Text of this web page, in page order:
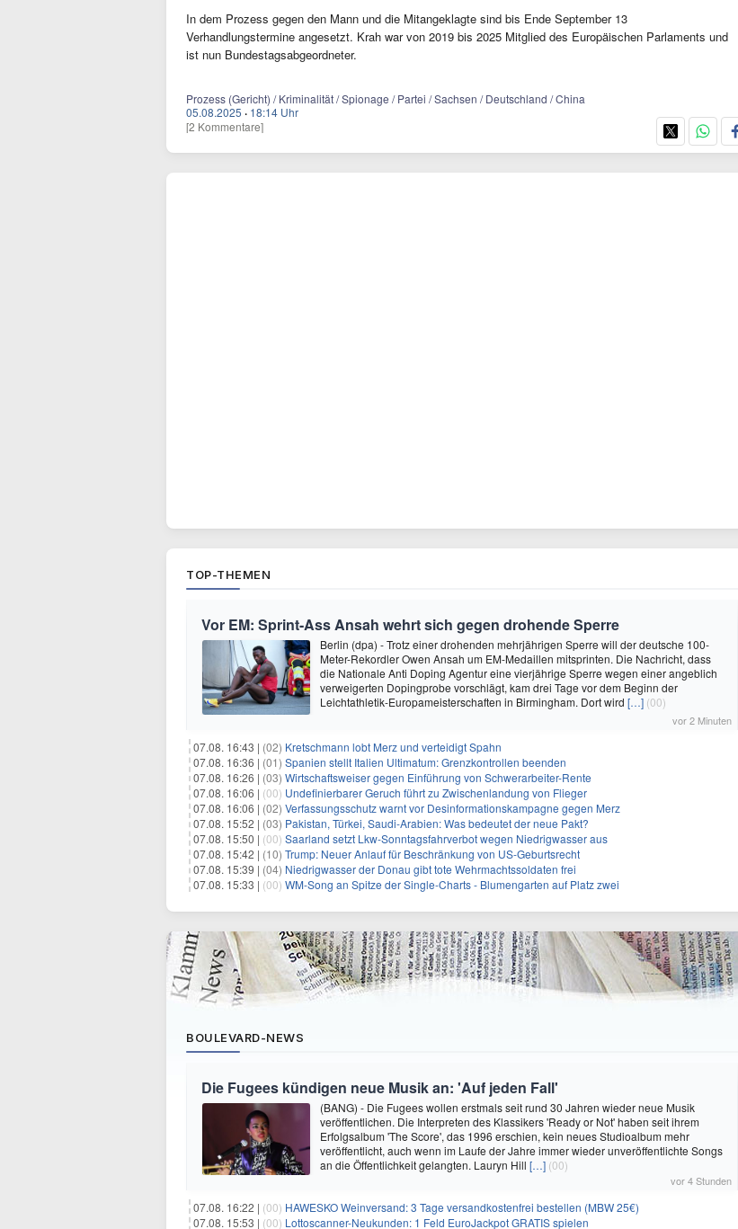
In dem Prozess gegen den Mann und die Mitangeklagte sind bis Ende September 13
Verhandlungstermine angesetzt. Krah war von 2019 bis 2025 Mitglied des Europäischen Parlaments und
ist nun Bundestagsabgeordneter.
Prozess (Gericht) / Kriminalität / Spionage / Partei / Sachsen / Deutschland / China
05.08.2025 · 18:14 Uhr
[2 Kommentare]
TOP-THEMEN
Vor EM: Sprint-Ass Ansah wehrt sich gegen drohende Sperre
Berlin (dpa) - Trotz einer drohenden mehrjährigen Sperre will der deutsche 100-
Meter-Rekordler Owen Ansah um EM-Medaillen mitsprinten. Die Nachricht, dass
die Nationale Anti Doping Agentur eine vierjährige Sperre wegen einer angeblich
verweigerten Dopingprobe vorschlägt, kam drei Tage vor dem Beginn der
Leichtathletik-Europameisterschaften in Birmingham. Dort wird […] (00)
vor 2 Minuten
07.08. 16:43 | (02) Kretschmann lobt Merz und verteidigt Spahn
07.08. 16:36 | (01) Spanien stellt Italien Ultimatum: Grenzkontrollen beenden
07.08. 16:26 | (03) Wirtschaftsweiser gegen Einführung von Schwerarbeiter-Rente
07.08. 16:06 | (00) Undefinierbarer Geruch führt zu Zwischenlandung von Flieger
07.08. 16:06 | (02) Verfassungsschutz warnt vor Desinformationskampagne gegen Merz
07.08. 15:52 | (03) Pakistan, Türkei, Saudi-Arabien: Was bedeutet der neue Pakt?
07.08. 15:50 | (00) Saarland setzt Lkw-Sonntagsfahrverbot wegen Niedrigwasser aus
07.08. 15:42 | (10) Trump: Neuer Anlauf für Beschränkung von US-Geburtsrecht
07.08. 15:39 | (04) Niedrigwasser der Donau gibt tote Wehrmachtssoldaten frei
07.08. 15:33 | (00) WM-Song an Spitze der Single-Charts - Blumengarten auf Platz zwei
BOULEVARD-NEWS
Die Fugees kündigen neue Musik an: 'Auf jeden Fall'
(BANG) - Die Fugees wollen erstmals seit rund 30 Jahren wieder neue Musik
veröffentlichen. Die Interpreten des Klassikers 'Ready or Not' haben seit ihrem
Erfolgsalbum 'The Score', das 1996 erschien, kein neues Studioalbum mehr
veröffentlicht, auch wenn im Laufe der Jahre immer wieder unveröffentlichte Songs
an die Öffentlichkeit gelangten. Lauryn Hill […] (00)
vor 4 Stunden
07.08. 16:22 | (00) HAWESKO Weinversand: 3 Tage versandkostenfrei bestellen (MBW 25€)
07.08. 15:53 | (00) Lottoscanner-Neukunden: 1 Feld EuroJackpot GRATIS spielen